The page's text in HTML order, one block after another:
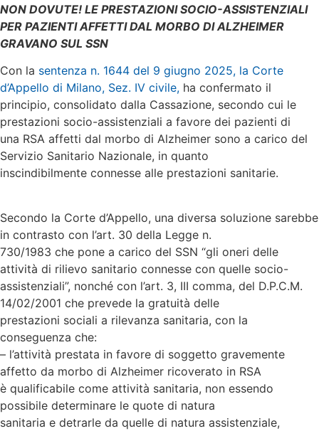
NON DOVUTE! LE PRESTAZIONI SOCIO-ASSISTENZIALI
PER PAZIENTI AFFETTI DAL MORBO DI ALZHEIMER
GRAVANO SUL SSN
Con la sentenza n. 1644 del 9 giugno 2025, la Corte
d’Appello di Milano, Sez. IV civile, ha confermato il
principio, consolidato dalla Cassazione, secondo cui le
prestazioni socio-assistenziali a favore dei pazienti di
una RSA affetti dal morbo di Alzheimer sono a carico del
Servizio Sanitario Nazionale, in quanto
inscindibilmente connesse alle prestazioni sanitarie.
Secondo la Corte d’Appello, una diversa soluzione sarebbe
in contrasto con l’art. 30 della Legge n.
730/1983 che pone a carico del SSN “gli oneri delle
attività di rilievo sanitario connesse con quelle socio-
assistenziali”, nonché con l’art. 3, III comma, del D.P.C.M.
14/02/2001 che prevede la gratuità delle
prestazioni sociali a rilevanza sanitaria, con la
conseguenza che:
– l’attività prestata in favore di soggetto gravemente
affetto da morbo di Alzheimer ricoverato in RSA
è qualificabile come attività sanitaria, non essendo
possibile determinare le quote di natura
sanitaria e detrarle da quelle di natura assistenziale,